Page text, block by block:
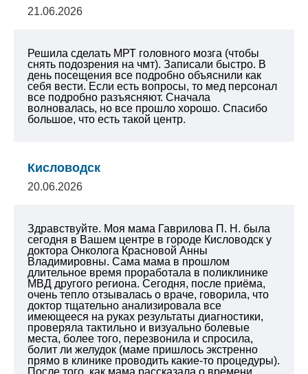
21.06.2026
Решила сделать МРТ головного мозга (чтобы
снять подозрения на чмт). Записали быстро. В
день посещения все подробно объяснили как
себя вести. Если есть вопросы, то мед персонал
все подробно разъясняют. Сначала
волновалась, но все прошло хорошо. Спасибо
большое, что есть такой центр.
Кисловодск
20.06.2026
Здравствуйте. Моя мама Гаврилова П. Н. была
сегодня в Вашем центре в городе Кисловодск у
доктора Онколога Красновой Анны
Владимировны. Сама мама в прошлом
длительное время проработала в поликлинике
МВД другого региона. Сегодня, после приёма,
очень тепло отзывалась о враче, говорила, что
доктор тщательно анализировала все
имеющееся на руках результаты диагностики,
проверяла тактильно и визуально болевые
места, более того, перезвонила и спросила,
болит ли желудок (маме пришлось экстренно
прямо в клинике проводить какие-то процедуры).
После того, как мама рассказала о времени